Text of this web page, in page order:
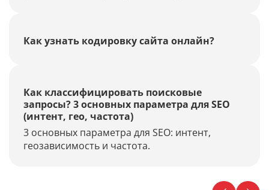
Как узнать кодировку сайта онлайн?
Как классифицировать поисковые
запросы? 3 основных параметра для SEO
(интент, гео, частота)
3 основных параметра для SEO: интент,
геозависимость и частота.